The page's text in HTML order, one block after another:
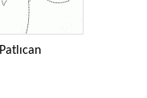
Patlıcan